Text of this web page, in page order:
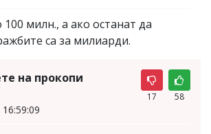
милн., а ако останат да
са за милиарди.
на прокопи
17 58